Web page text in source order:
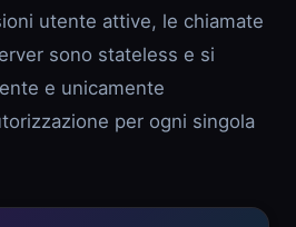
utente attive, le chiamate
sono stateless e si
e unicamente
per ogni singola